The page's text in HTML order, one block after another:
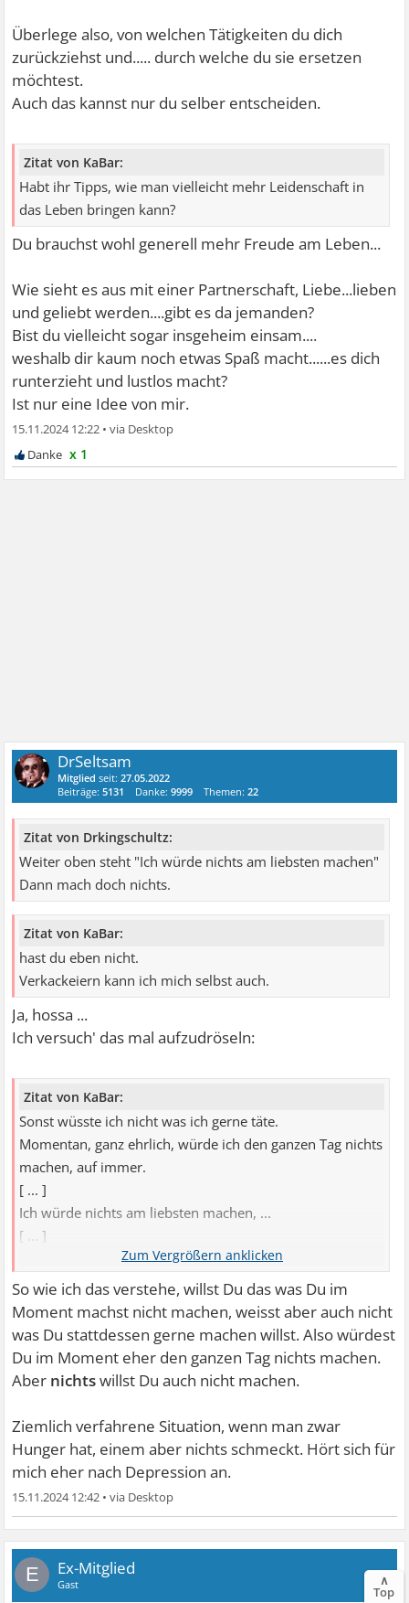
Überlege also, von welchen Tätigkeiten du dich
zurückziehst und..... durch welche du sie ersetzen
möchtest.
Auch das kannst nur du selber entscheiden.
Zitat von KaBar:
Habt ihr Tipps, wie man vielleicht mehr Leidenschaft in
das Leben bringen kann?
Du brauchst wohl generell mehr Freude am Leben...
Wie sieht es aus mit einer Partnerschaft, Liebe...lieben
und geliebt werden....gibt es da jemanden?
Bist du vielleicht sogar insgeheim einsam....
weshalb dir kaum noch etwas Spaß macht......es dich
runterzieht und lustlos macht?
Ist nur eine Idee von mir.
15.11.2024 12:22 •
x 1
DrSeltsam
Mitglied seit:27.05.2022
Beiträge:5131 Danke:9999 Themen:22
Zitat von Drkingschultz:
Weiter oben steht "Ich würde nichts am liebsten machen"
Dann mach doch nichts.
Zitat von KaBar:
hast du eben nicht.
Verkackeiern kann ich mich selbst auch.
Ja, hossa ...
Ich versuch' das mal aufzudröseln:
Zitat von KaBar:
Sonst wüsste ich nicht was ich gerne täte.
Momentan, ganz ehrlich, würde ich den ganzen Tag nichts
machen, auf immer.
[ ... ]
Ich würde nichts am liebsten machen, ...
[ ... ]
Ich sage doch, ich willnichtnichtsmachen.
[ ... ]
So wie ich das verstehe, willst Du das was Du im
Moment machst nicht machen, weisst aber auch nicht
was Du stattdessen gerne machen willst. Also würdest
Du im Moment eher den ganzen Tag nichts machen.
Aber nichtswillst Du auch nicht machen.
Ziemlich verfahrene Situation, wenn man zwar
Hunger hat, einem aber nichts schmeckt. Hört sich für
mich eher nach Depression an.
15.11.2024 12:42 •
E Ex-Mitglied
Gast ∧
Top